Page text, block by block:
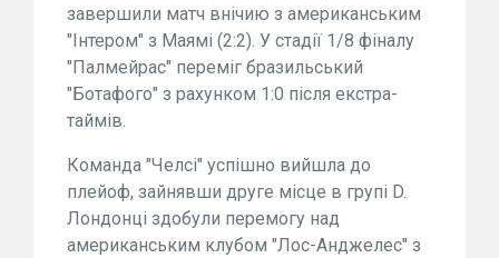
завершили матч внічию з американським
"Інтером" з Маямі (2:2). У стадії 1/8 фіналу
"Палмейрас" переміг бразильський
"Ботафого" з рахунком 1:0 після екстра-
таймів.
Команда "Челсі" успішно вийшла до
плейоф, зайнявши друге місце в групі D.
Лондонці здобули перемогу над
американським клубом "Лос-Анджелес" з